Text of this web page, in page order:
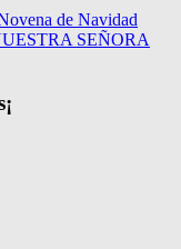
de Navidad
SEÑORA